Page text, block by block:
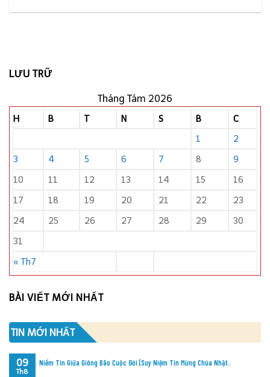
LƯU TRỮ
Tháng Tám 2026
H B T N S B C
« Th7
1
2
3
4 5 6 7 8
9
10
11 12 13 14 15
16
17
18 19 20 21 22
23
24
25 26 27 28 29
30
31
BÀI VIẾT MỚI NHẤT
TIN MỚI NHẤT
Niềm Tin Giữa Giông Bão Cuộc Đời (Suy Niệm Tin Mừng Chúa Nhật..
09
Th8